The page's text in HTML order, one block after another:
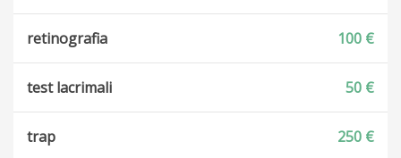
retinografia 100 €
test lacrimali 50 €
trap 250 €